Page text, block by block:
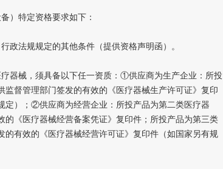
特定资格要求如下：
法规规定的其他条件（提供资格声明函）。
械，须具备以下任一资质：①供应商为生产企业：所投
监督管理部门签发的有效的《医疗器械生产许可证》复印
定）；②供应商为经营企业：所投产品为第二类医疗器
的《医疗器械经营备案凭证》复印件；所投产品为第三类
的有效的《医疗器械经营许可证》复印件（如国家另有规